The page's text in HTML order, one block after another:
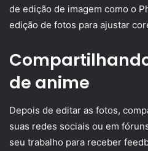
de edição de imagem como o
edição de fotos para ajustar
de anime
Depois de editar as fotos,
suas redes sociais ou em
seu trabalho para receber